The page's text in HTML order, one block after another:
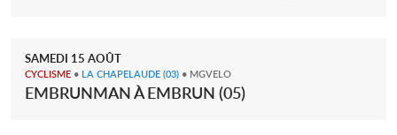
SAMEDI 15 AOÛT
CYCLISME • LA CHAPELAUDE (03) • MGVELO
EMBRUNMAN À EMBRUN (05)